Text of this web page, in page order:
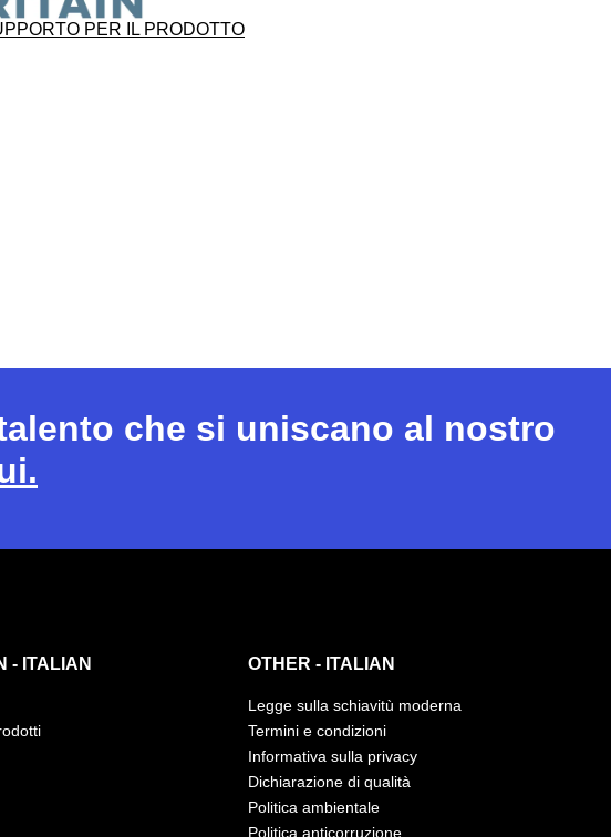
PER IL PRODOTTO
che si uniscano al nostro
- ITALIAN OTHER - ITALIAN
Legge sulla schiavitù moderna
Termini e condizioni
Informativa sulla privacy
Dichiarazione di qualità
Politica ambientale
Politica anticorruzione